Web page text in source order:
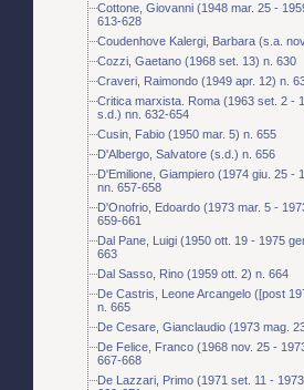
Cottone, Giovanni (1948 mar. 25 -
613-628
Coudenhove Kalergi, Barbara (s.a.
Cozzi, Gaetano (1968 set. 13) n. 630
Craveri, Raimondo (1949 apr. 12) n.
Critica marxista. Roma (1963 set. 2 -
s.d.) nn. 632-654
Cusin, Fabio (1950 mar. 5) n. 655
D'Albergo, Salvatore (s.d.) n. 656
D'Emilione, Giampiero (1974 giu. 25 -
nn. 657-658
D'Onofrio, Edoardo (1973 mar. 5 -
659-661
Dal Pane, Luigi (1950 ott. 19 - 1975
663
Dal Sasso, Rino (1959 ott. 2) n. 664
De Castris, Leone Arcangelo ([post
n. 665
De Cesare, Gianclaudio (1973 mag.
De Felice, Franco (1968 nov. 25 -
667-668
De Lazzari, Primo (1971 set. 11 -